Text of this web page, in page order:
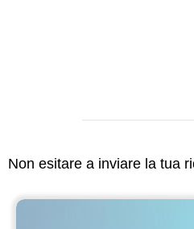
Non esitare a inviare la tua